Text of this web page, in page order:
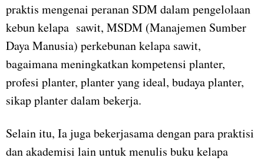
praktis mengenai peranan SDM dalam pengelolaan
kebun kelapa sawit, MSDM (Manajemen Sumber
Daya Manusia) perkebunan kelapa sawit,
bagaimana meningkatkan kompetensi planter,
profesi planter, planter yang ideal, budaya planter,
sikap planter dalam bekerja.
Selain itu, Ia juga bekerjasama dengan para praktisi
dan akademisi lain untuk menulis buku kelapa